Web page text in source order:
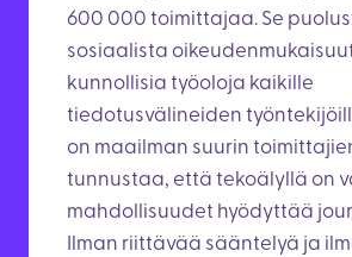
600 000 toimittajaa. Se
sosiaalista
kunnollisia työoloja kaikille
tiedotusvälineiden
on maailman suurin
tunnustaa, että tekoälyllä on
mahdollisuudet hyödyttää
Ilman riittävää sääntelyä ja